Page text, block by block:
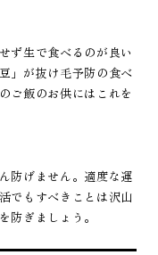
ず生で食べるのが良い
」が抜け毛予防の食べ
ご飯のお供にはこれを
防げません。適度な運
でもすべきことは沢山
防ぎましょう。